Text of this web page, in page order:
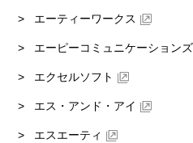
エーティーワークス
エーピーコミュニケーションズ
エクセルソフト
エス・アンド・アイ
エスエーティ